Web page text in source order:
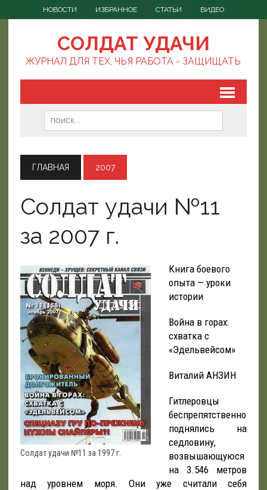
НОВОСТИ ИЗБРАННОЕ СТАТЬИ ВИДЕО
СОЛДАТ УДАЧИ
ЖУРНАЛ ДЛЯ ТЕХ, ЧЬЯ РАБОТА - ЗАЩИЩАТЬ
ГЛАВНАЯ 2007
Солдат удачи №11
за 2007 г.
Солдат удачи №11 за 1997 г.
Книга боевого
опыта — уроки
истории
Война в горах:
схватка с
«Эдельвейсом»
Виталий АНЗИН
Гитлеровцы
беспрепятственно
поднялись на
седловину,
возвышающуюся
на 3.546 метров
над уровнем моря. Они уже считали себя